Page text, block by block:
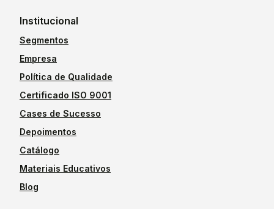
Institucional
Segmentos
Empresa
Política de Qualidade
Certificado ISO 9001
Cases de Sucesso
Depoimentos
Catálogo
Materiais Educativos
Blog